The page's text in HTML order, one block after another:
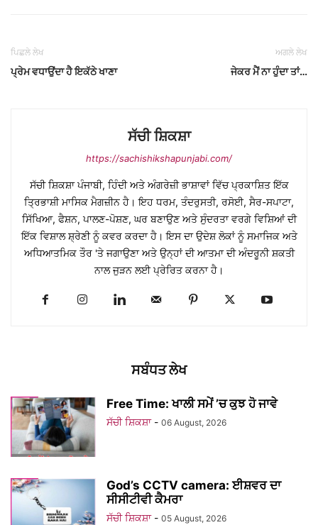
ਪਿਛਲੇ ਲੇਖ
ਪ੍ਰੇਮ ਵਧਾਉਂਦਾ ਹੈ ਇਕੱਠੇ ਖਾਣਾ
ਅਗਲੇ ਲੇਖ
ਜੇਕਰ ਮੈਂ ਨਾ ਹੁੰਦਾ ਤਾਂ…
ਸੱਚੀ ਸ਼ਿਕਸ਼ਾ
https://sachishikshapunjabi.com/
ਸੱਚੀ ਸ਼ਿਕਸ਼ਾ ਪੰਜਾਬੀ, ਹਿੰਦੀ ਅਤੇ ਅੰਗਰੇਜ਼ੀ ਭਾਸ਼ਾਵਾਂ ਵਿੱਚ ਪ੍ਰਕਾਸ਼ਿਤ ਇੱਕ
ਤ੍ਰਿਭਾਸ਼ੀ ਮਾਸਿਕ ਮੈਗਜ਼ੀਨ ਹੈ। ਇਹ ਧਰਮ, ਤੰਦਰੁਸਤੀ, ਰਸੋਈ, ਸੈਰ-ਸਪਾਟਾ,
ਸਿੱਖਿਆ, ਫੈਸ਼ਨ, ਪਾਲਣ-ਪੋਸ਼ਣ, ਘਰ ਬਣਾਉਣ ਅਤੇ ਸੁੰਦਰਤਾ ਵਰਗੇ ਵਿਸ਼ਿਆਂ ਦੀ
ਇੱਕ ਵਿਸ਼ਾਲ ਸ਼੍ਰੇਣੀ ਨੂੰ ਕਵਰ ਕਰਦਾ ਹੈ। ਇਸ ਦਾ ਉਦੇਸ਼ ਲੋਕਾਂ ਨੂੰ ਸਮਾਜਿਕ ਅਤੇ
ਅਧਿਆਤਮਿਕ ਤੌਰ 'ਤੇ ਜਗਾਉਣਾ ਅਤੇ ਉਨ੍ਹਾਂ ਦੀ ਆਤਮਾ ਦੀ ਅੰਦਰੂਨੀ ਸ਼ਕਤੀ
ਨਾਲ ਜੁੜਨ ਲਈ ਪ੍ਰੇਰਿਤ ਕਰਨਾ ਹੈ।
ਸਬੰਧਤ ਲੇਖ
Free Time: ਖਾਲੀ ਸਮੇਂ ’ਚ ਕੁਝ ਹੋ ਜਾਵੇ
ਸੱਚੀ ਸ਼ਿਕਸ਼ਾ - 06 August, 2026
God’s CCTV camera: ਈਸ਼ਵਰ ਦਾ
ਸੀਸੀਟੀਵੀ ਕੈਮਰਾ
ਸੱਚੀ ਸ਼ਿਕਸ਼ਾ - 05 August, 2026